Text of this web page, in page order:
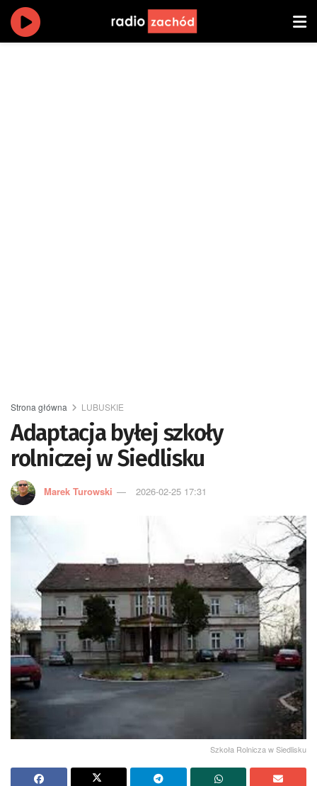
Strona główna LUBUSKIE
Adaptacja byłej szkoły
rolniczej w Siedlisku
Marek Turowski 2026-02-25 17:31
Szkoła Rolnicza w Siedlisku